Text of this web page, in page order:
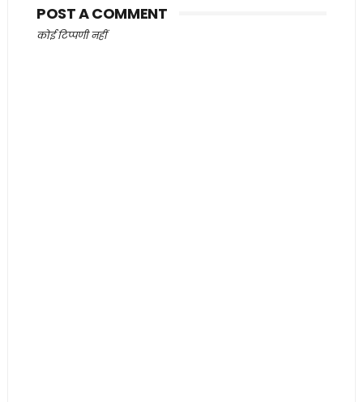
POST A COMMENT
कोई टिप्पणी नहीं